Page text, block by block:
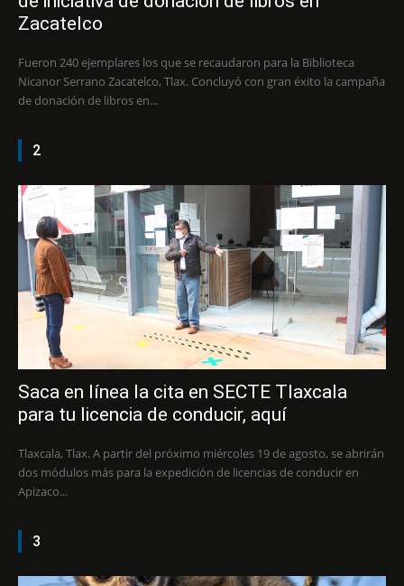
Zacatelco
Fueron 240 ejemplares los que se recaudaron para la Biblioteca
Nicanor Serrano Zacatelco, Tlax. Concluyó con gran éxito la campaña
de donación de libros en...
2
Saca en línea la cita en SECTE Tlaxcala
para tu licencia de conducir, aquí
Tlaxcala, Tlax. A partir del próximo miércoles 19 de agosto, se abrirán
dos módulos más para la expedición de licencias de conducir en
Apizaco...
3